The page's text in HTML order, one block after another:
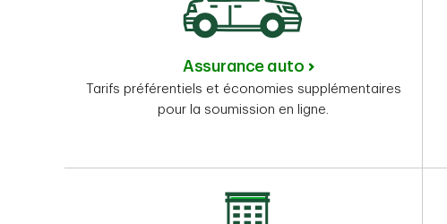
Assurance auto
Tarifs préférentiels et économies supplémentaires
pour la soumission en ligne.